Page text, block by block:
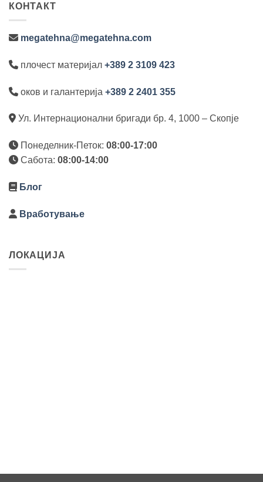
КОНТАКТ
megatehna@megatehna.com
плочест материјал +389 2 3109 423
оков и галантерија +389 2 2401 355
Ул. Интернационални бригади бр. 4, 1000 – Скопје
Понеделник-Петок: 08:00-17:00
Сабота: 08:00-14:00
Блог
Вработување
ЛОКАЦИЈА